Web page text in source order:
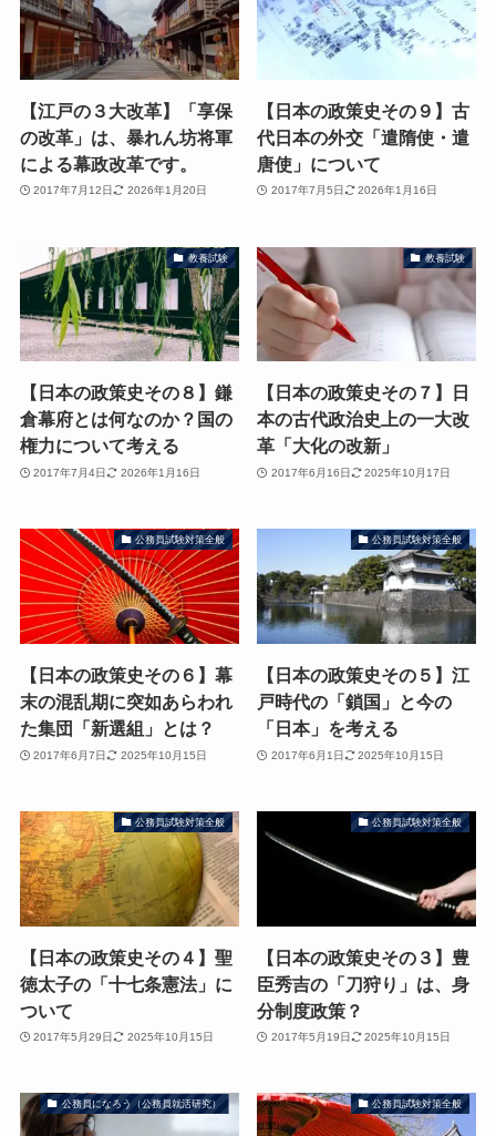
【江戸の３大改革】「享保
の改革」は、暴れん坊将軍
による幕政改革です。
2017年7月12日 2026年1月20日
【日本の政策史その９】古
代日本の外交「遣隋使・遣
唐使」について
2017年7月5日 2026年1月16日
教養試験
【日本の政策史その８】鎌
倉幕府とは何なのか？国の
権力について考える
2017年7月4日 2026年1月16日
教養試験
【日本の政策史その７】日
本の古代政治史上の一大改
革「大化の改新」
2017年6月16日 2025年10月17日
公務員試験対策全般
【日本の政策史その６】幕
末の混乱期に突如あらわれ
た集団「新選組」とは？
2017年6月7日 2025年10月15日
公務員試験対策全般
【日本の政策史その５】江
戸時代の「鎖国」と今の
「日本」を考える
2017年6月1日 2025年10月15日
公務員試験対策全般
【日本の政策史その４】聖
徳太子の「十七条憲法」に
ついて
2017年5月29日 2025年10月15日
公務員試験対策全般
【日本の政策史その３】豊
臣秀吉の「刀狩り」は、身
分制度政策？
2017年5月19日 2025年10月15日
公務員になろう（公務員就活研究） 公務員試験対策全般